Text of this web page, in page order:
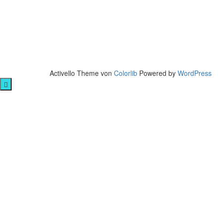
Activello Theme von Colorlib Powered by WordPress